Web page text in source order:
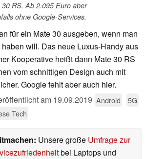
30 RS. Ab 2.095 Euro aber
ohne Google-Services.
für ein Mate 30 ausgeben, wenn man
will. Das neue Luxus-Handy aus
Kooperative heißt dann Mate 30 RS
vom schnittigen Design auch mit
Google fehlt aber auch hier.
am 19.09.2019 Android
5G
Tech
Unsere große Umfrage zur
bei Laptops und